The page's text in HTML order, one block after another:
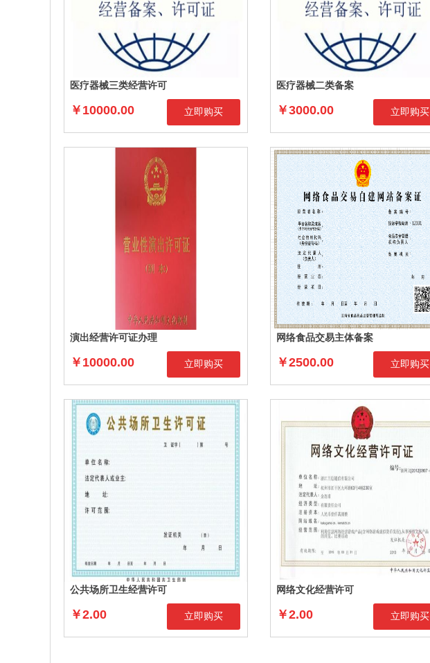
医疗器械三类经营许可
￥10000.00 立即购买
医疗器械二类备案
￥3000.00 立即购买
演出经营许可证办理
￥10000.00 立即购买
网络食品交易主体备案
￥2500.00 立即购买
公共场所卫生经营许可
￥2.00 立即购买
网络文化经营许可
￥2.00 立即购买